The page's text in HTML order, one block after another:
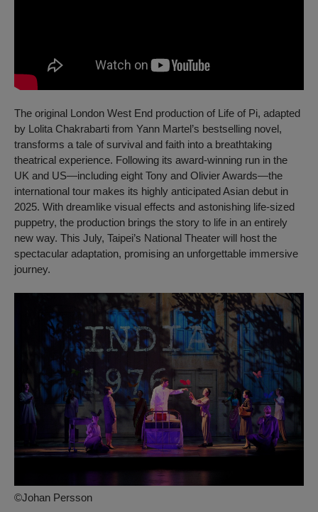
The original London West End production of Life of Pi, adapted
by Lolita Chakrabarti from Yann Martel’s bestselling novel,
transforms a tale of survival and faith into a breathtaking
theatrical experience. Following its award-winning run in the
UK and US—including eight Tony and Olivier Awards—the
international tour makes its highly anticipated Asian debut in
2025. With dreamlike visual effects and astonishing life-sized
puppetry, the production brings the story to life in an entirely
new way. This July, Taipei’s National Theater will host the
spectacular adaptation, promising an unforgettable immersive
journey.
©Johan Persson